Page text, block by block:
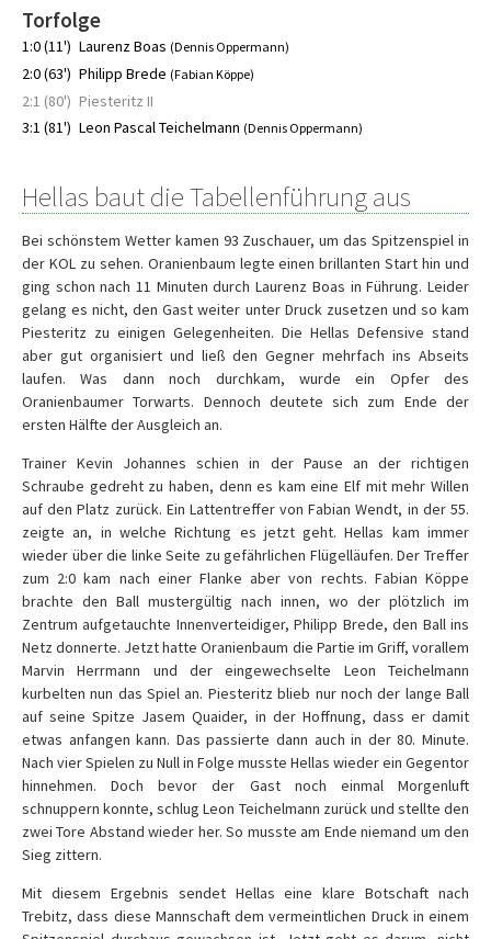
Torfolge
1:0 (11') Laurenz Boas (Dennis Oppermann)
2:0 (63') Philipp Brede (Fabian Köppe)
2:1 (80') Piesteritz II
3:1 (81') Leon Pascal Teichelmann (Dennis Oppermann)
Hellas baut die Tabellenführung aus
Bei schönstem Wetter kamen 93 Zuschauer, um das Spitzenspiel in
der KOL zu sehen. Oranienbaum legte einen brillanten Start hin und
ging schon nach 11 Minuten durch Laurenz Boas in Führung. Leider
gelang es nicht, den Gast weiter unter Druck zusetzen und so kam
Piesteritz zu einigen Gelegenheiten. Die Hellas Defensive stand
aber gut organisiert und ließ den Gegner mehrfach ins Abseits
laufen. Was dann noch durchkam, wurde ein Opfer des
Oranienbaumer Torwarts. Dennoch deutete sich zum Ende der
ersten Hälfte der Ausgleich an.
Trainer Kevin Johannes schien in der Pause an der richtigen
Schraube gedreht zu haben, denn es kam eine Elf mit mehr Willen
auf den Platz zurück. Ein Lattentreffer von Fabian Wendt, in der 55.
zeigte an, in welche Richtung es jetzt geht. Hellas kam immer
wieder über die linke Seite zu gefährlichen Flügelläufen. Der Treffer
zum 2:0 kam nach einer Flanke aber von rechts. Fabian Köppe
brachte den Ball mustergültig nach innen, wo der plötzlich im
Zentrum aufgetauchte Innenverteidiger, Philipp Brede, den Ball ins
Netz donnerte. Jetzt hatte Oranienbaum die Partie im Griff, vorallem
Marvin Herrmann und der eingewechselte Leon Teichelmann
kurbelten nun das Spiel an. Piesteritz blieb nur noch der lange Ball
auf seine Spitze Jasem Quaider, in der Hoffnung, dass er damit
etwas anfangen kann. Das passierte dann auch in der 80. Minute.
Nach vier Spielen zu Null in Folge musste Hellas wieder ein Gegentor
hinnehmen. Doch bevor der Gast noch einmal Morgenluft
schnuppern konnte, schlug Leon Teichelmann zurück und stellte den
zwei Tore Abstand wieder her. So musste am Ende niemand um den
Sieg zittern.
Mit diesem Ergebnis sendet Hellas eine klare Botschaft nach
Trebitz, dass diese Mannschaft dem vermeintlichen Druck in einem